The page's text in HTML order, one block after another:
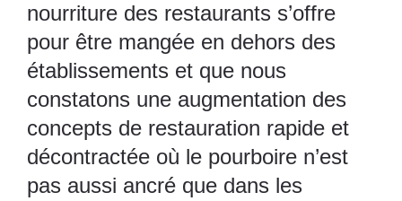
nourriture des restaurants s’offre
pour être mangée en dehors des
établissements et que nous
constatons une augmentation des
concepts de restauration rapide et
décontractée où le pourboire n’est
pas aussi ancré que dans les